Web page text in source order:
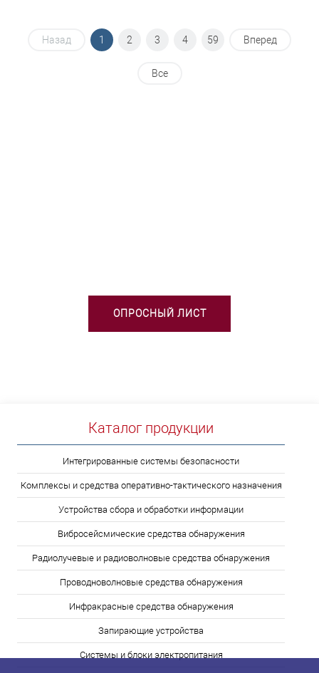
Назад 1 2 3 4 59 Вперед
Все
ОПРОСНЫЙ ЛИСТ
Каталог продукции
Интегрированные системы безопасности
Комплексы и средства оперативно-тактического назначения
Устройства сбора и обработки информации
Вибросейсмические средства обнаружения
Радиолучевые и радиоволновые средства обнаружения
Проводноволновые средства обнаружения
Инфракрасные средства обнаружения
Запирающие устройства
Системы и блоки электропитания